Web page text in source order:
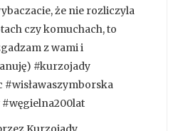
że nie rozliczyla
czy komuchach, to
z wami i
#kurzojady